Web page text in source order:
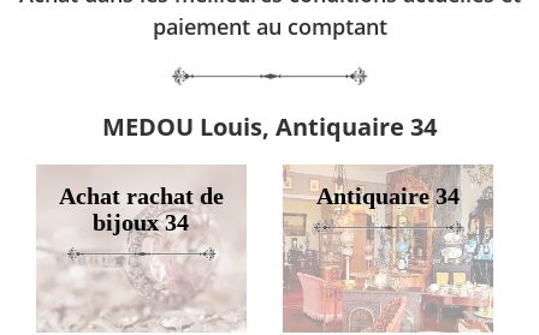
paiement au comptant
MEDOU Louis, Antiquaire 34
Achat rachat de
bijoux 34
Antiquaire 34